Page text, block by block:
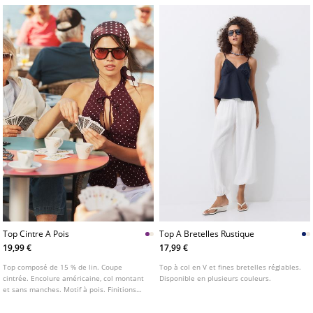
Top Cintre A Pois
19,99 €
Top composé de 15 % de lin. Coupe
cintrée. Encolure américaine, col montant
et sans manches. Motif à pois. Finitions
Top A Bretelles Rustique
17,99 €
Top à col en V et fines bretelles réglables.
Disponible en plusieurs couleurs.